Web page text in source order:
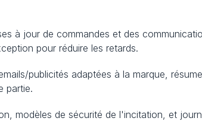
à jour de commandes et des
pour réduire les retards.
publicités adaptées à la marque,
partie.
modèles de sécurité de l'incitation, et